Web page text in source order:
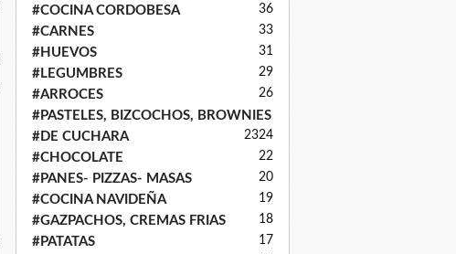
#COCINA CORDOBESA 36
#CARNES 33
#HUEVOS 31
#LEGUMBRES 29
#ARROCES 26
#PASTELES, BIZCOCHOS, BROWNIES
24
#DE CUCHARA 23
#CHOCOLATE 22
#PANES- PIZZAS- MASAS 20
#COCINA NAVIDEÑA 19
#GAZPACHOS, CREMAS FRIAS 18
#PATATAS 17